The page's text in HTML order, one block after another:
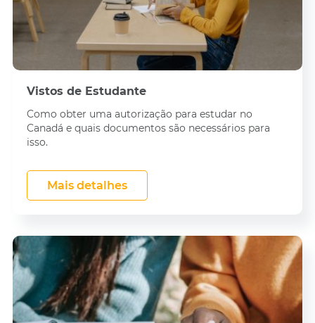
Vistos de Estudante
Como obter uma autorização para estudar no
Canadá e quais documentos são necessários para
isso.
Mais detalhes